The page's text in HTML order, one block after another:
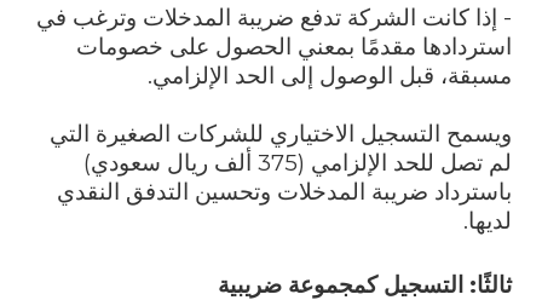
- إذا كانت الشركة تدفع ضريبة المدخلات وترغب في
استردادها مقدمًا بمعني الحصول على خصومات
مسبقة، قبل الوصول إلى الحد الإلزامي.
ويسمح التسجيل الاختياري للشركات الصغيرة التي
لم تصل للحد الإلزامي (375 ألف ريال سعودي)
باسترداد ضريبة المدخلات وتحسين التدفق النقدي
لديها.
ثالثًا: التسجيل كمجموعة ضريبية